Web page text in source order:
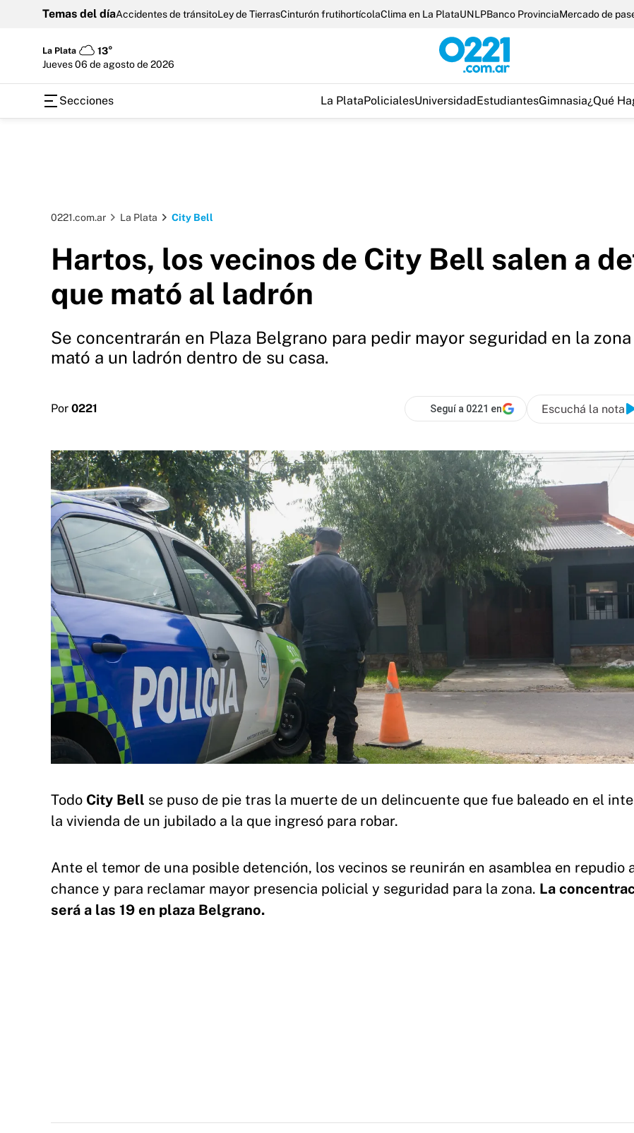
Temas del díaAccidentes de tránsitoLey de TierrasCinturón frutihortícolaClima en La PlataUNLPBanco ProvinciaMercado de
La Plata
13°
jueves 06 de agosto de 2026
Secciones La PlataPolicialesUniversidadEstudiantesGimnasia¿Qué
0221.com.ar La Plata City Bell
Hartos, los vecinos de City Bell salen a
que mató al ladrón
Se concentrarán en Plaza Belgrano para pedir mayor seguridad en la
mató a un ladrón dentro de su casa.
Por 0221 Seguí a 0221 en Escuchá la nota
Todo City Bell se puso de pie tras la muerte de un delincuente que fue baleado en el
la vivienda de un jubilado a la que ingresó para robar.
Ante el temor de una posible detención, los vecinos se reunirán en asamblea en repudio
chance y para reclamar mayor presencia policial y seguridad para la zona. La
será a las 19 en plaza Belgrano.